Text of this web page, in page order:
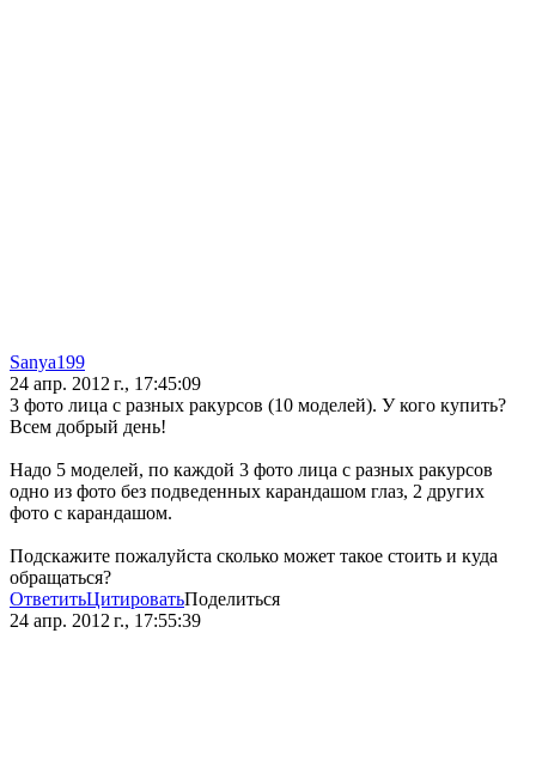
Sanya199
24 апр. 2012 г., 17:45:09
3 фото лица с разных ракурсов (10 моделей). У кого купить?
Всем добрый день!
Надо 5 моделей, по каждой 3 фото лица с разных ракурсов
одно из фото без подведенных карандашом глаз, 2 других
фото с карандашом.
Подскажите пожалуйста сколько может такое стоить и куда
обращаться?
ОтветитьЦитироватьПоделиться
24 апр. 2012 г., 17:55:39